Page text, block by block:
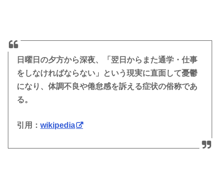
日曜日の夕方から深夜、「翌日からまた通学・仕事
をしなければならない」という現実に直面して憂鬱
になり、体調不良や倦怠感を訴える症状の俗称であ
る。
引用：wikipedia